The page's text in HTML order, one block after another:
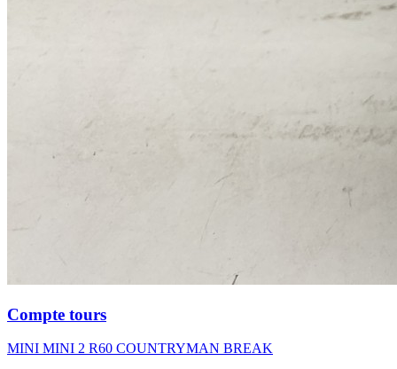
Compte tours
MINI MINI 2 R60 COUNTRYMAN BREAK